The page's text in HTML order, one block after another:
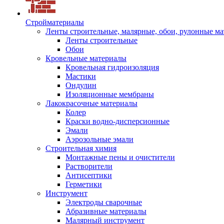
Стройматериалы
Ленты строительные, малярные, обои, рулонные
Ленты строительные
Обои
Кровельные материалы
Кровельная гидроизоляция
Мастики
Ондулин
Изоляционные мембраны
Лакокрасочные материалы
Колер
Краски водно-дисперсионные
Эмали
Аэрозольные эмали
Строительная химия
Монтажные пены и очистители
Растворители
Антисептики
Герметики
Инструмент
Электроды сварочные
Абразивные материалы
Малярный инструмент